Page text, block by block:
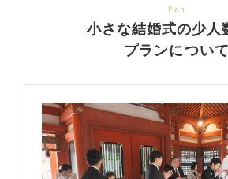
Plan
小さな結婚式の少人
プランについて